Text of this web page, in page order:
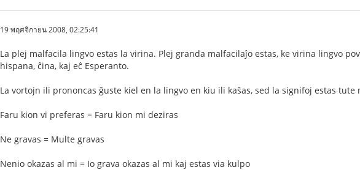
19 พฤศจิกายน 2008, 02:25:41
La plej malfacila lingvo estas la virina. Plej granda malfacilaĵo estas, ke virina lingvo
hispana, ĉina, kaj eĉ Esperanto.
La vortojn ili prononcas ĝuste kiel en la lingvo en kiu ili kaŝas, sed la signifoj estas tute
Faru kion vi preferas = Faru kion mi deziras
Ne gravas = Multe gravas
Nenio okazas al mi = Io grava okazas al mi kaj estas via kulpo